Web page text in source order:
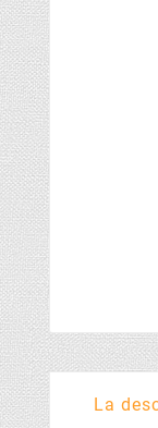
La